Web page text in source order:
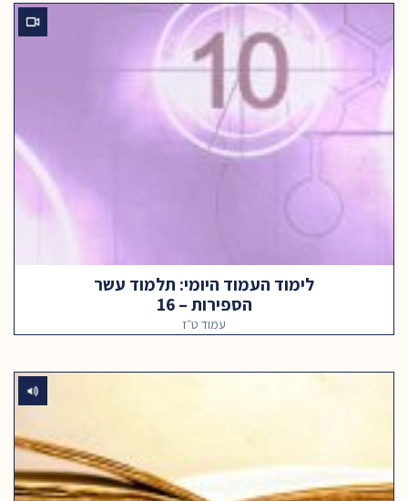
לימוד העמוד היומי: תלמוד עשר
הספירות – 16
עמוד ט״ז